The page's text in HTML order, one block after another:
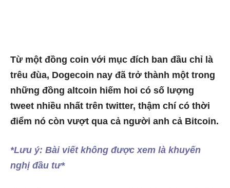
Từ một đồng coin với mục đích ban đầu chỉ là
trêu đùa, Dogecoin nay đã trở thành một trong
những đồng altcoin hiếm hoi có số lượng
tweet nhiều nhất trên twitter, thậm chí có thời
điểm nó còn vượt qua cả người anh cả Bitcoin.
*Lưu ý: Bài viết không được xem là khuyến
nghị đầu tư*